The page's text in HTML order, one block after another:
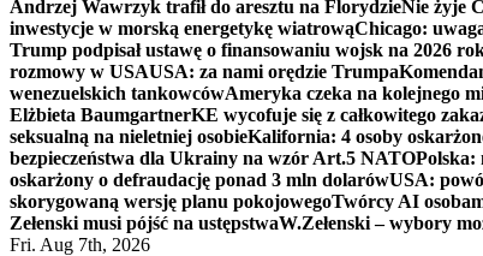
Andrzej Wawrzyk trafił do aresztu na FlorydzieNie żyje
inwestycje w morską energetykę wiatrowąChicago:
Trump podpisał ustawę o finansowaniu wojsk na 2026
rozmowy w USAUSA: za nami orędzie Trumpa
wenezuelskich tankowcówAmeryka czeka na kolejnego
Elżbieta BaumgartnerKE wycofuje się z całkowitego
seksualną na nieletniej osobieKalifornia: 4 osoby
bezpieczeństwa dla Ukrainy na wzór Art.5 NATOPolska:
oskarżony o defraudację ponad 3 mln dolarówUSA:
skorygowaną wersję planu pokojowegoTwórcy AI
Zełenski musi pójść na ustępstwaW.Zełenski – wybory
Fri. Aug 7th, 2026